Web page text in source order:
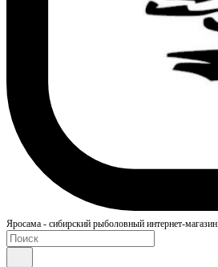
Яросама - сибирский рыболовный интернет-магазин